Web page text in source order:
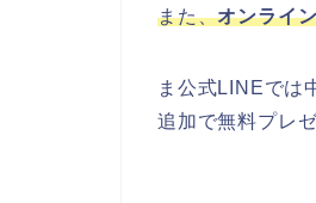
また、オンライ
ま公式LINEでは
追加で無料プレ